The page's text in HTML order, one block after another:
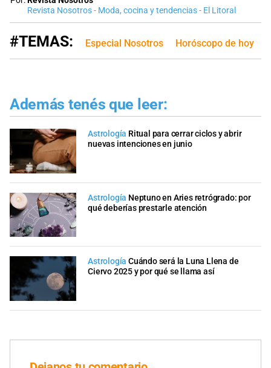
Revista Nosotros - Moda, cocina y tendencias - El Litoral
#TEMAS: Especial Nosotros Horóscopo de hoy
Además tenés que leer:
Astrología Ritual para cerrar ciclos y abrir
nuevas intenciones en junio
Astrología Neptuno en Aries retrógrado: por
qué deberías prestarle atención
Astrología Cuándo será la Luna Llena de
Ciervo 2025 y por qué se llama así